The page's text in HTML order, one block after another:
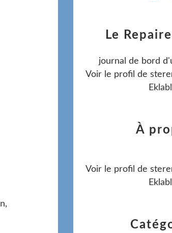
Le
journal de bord
Voir le profil de
À
Voir le profil de